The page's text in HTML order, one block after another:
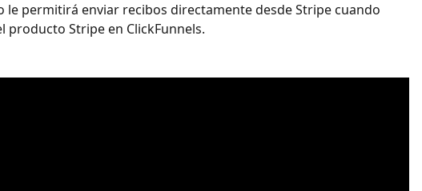
le permitirá enviar recibos directamente desde Stripe cuando
producto Stripe en ClickFunnels.